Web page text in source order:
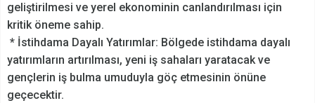
geliştirilmesi ve yerel ekonominin canlandırılması için
kritik öneme sahip.
* İstihdama Dayalı Yatırımlar: Bölgede istihdama dayalı
yatırımların artırılması, yeni iş sahaları yaratacak ve
gençlerin iş bulma umuduyla göç etmesinin önüne
geçecektir.